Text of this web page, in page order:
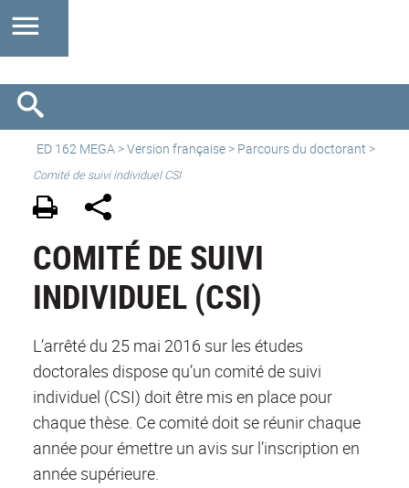
ED 162 MEGA >Version française > Parcours du doctorant >
Comité de suivi individuel CSI
COMITÉ DE SUIVI
INDIVIDUEL (CSI)
L’arrêté du 25 mai 2016 sur les études
doctorales dispose qu’un comité de suivi
individuel (CSI) doit être mis en place pour
chaque thèse. Ce comité doit se réunir chaque
année pour émettre un avis sur l’inscription en
année supérieure.